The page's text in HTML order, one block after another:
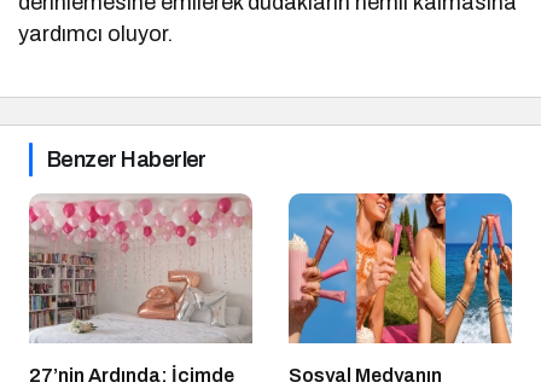
yardımcı oluyor.
Benzer Haberler
27’nin Ardında: İçimde
Sosyal Medyanın